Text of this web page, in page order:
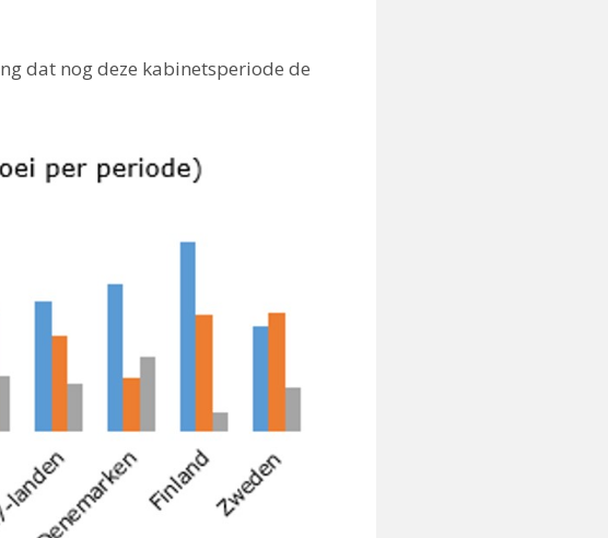
dat nog deze kabinetsperiode de